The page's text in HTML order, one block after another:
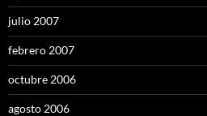
julio 2007
febrero 2007
octubre 2006
agosto 2006